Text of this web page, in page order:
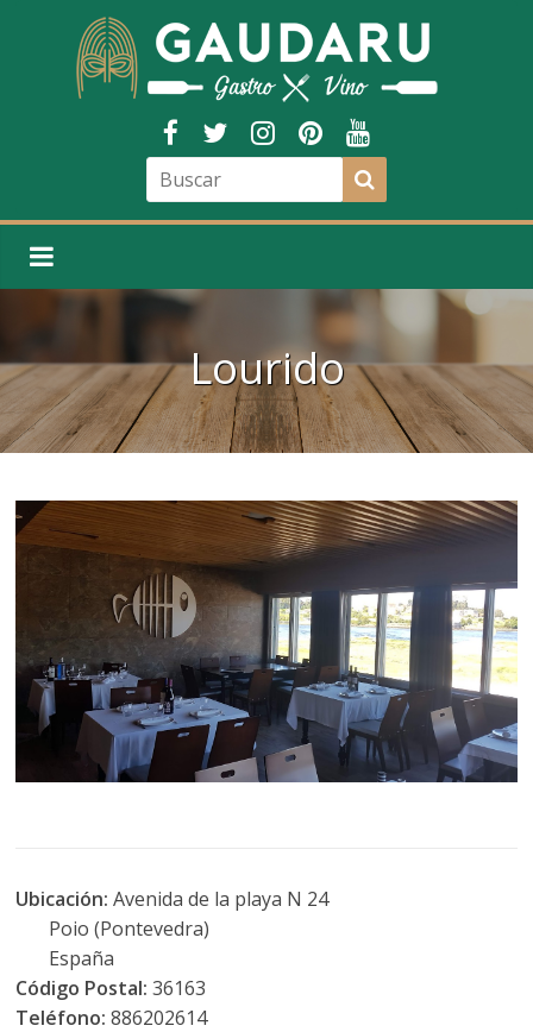
Lourido
Ubicación:Avenida de la playa N 24
Poio (Pontevedra)
España
Código Postal:36163
Teléfono:886202614